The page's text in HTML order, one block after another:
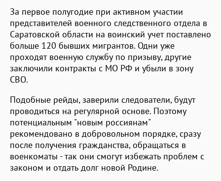
За первое полугодие при активном участии
представителей военного следственного отдела в
Саратовской области на воинский учет поставлено
больше 120 бывших мигрантов. Одни уже
проходят военную службу по призыву, другие
заключили контракты с МО РФ и убыли в зону
СВО.
Подобные рейды, заверили следователи, будут
проводиться на регулярной основе. Поэтому
потенциальным "новым россиянам"
рекомендовано в добровольном порядке, сразу
после получения гражданства, обращаться в
военкоматы - так они смогут избежать проблем с
законом и отдать долг новой Родине.